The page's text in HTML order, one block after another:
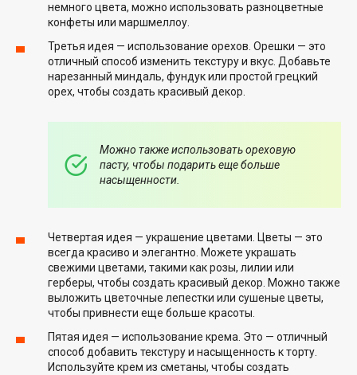
немного цвета, можно использовать разноцветные
конфеты или маршмеллоу.
Третья идея — использование орехов. Орешки — это
отличный способ изменить текстуру и вкус. Добавьте
нарезанный миндаль, фундук или простой грецкий
орех, чтобы создать красивый декор.
Можно также использовать ореховую
пасту, чтобы подарить еще больше
насыщенности.
Четвертая идея — украшение цветами. Цветы — это
всегда красиво и элегантно. Можете украшать
свежими цветами, такими как розы, лилии или
герберы, чтобы создать красивый декор. Можно также
выложить цветочные лепестки или сушеные цветы,
чтобы привнести еще больше красоты.
Пятая идея — использование крема. Это — отличный
способ добавить текстуру и насыщенность к торту.
Используйте крем из сметаны, чтобы создать